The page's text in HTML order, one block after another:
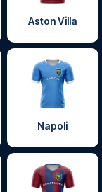
Aston Villa
Napoli